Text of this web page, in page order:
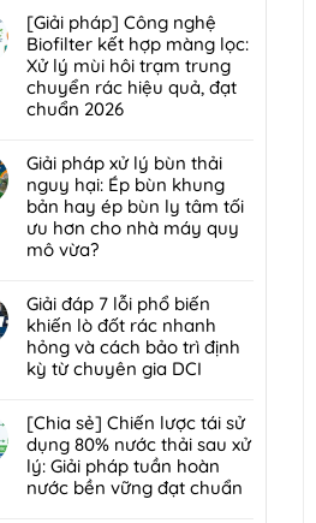
[Giải pháp] Công nghệ
Biofilter kết hợp màng lọc:
Xử lý mùi hôi trạm trung
chuyển rác hiệu quả, đạt
chuẩn 2026
có
bình
luận
ở
[Giải
pháp]
nghệ
Biofilter
kết
hợp
lọc:
Xử
lý
mùi
Giải pháp xử lý bùn thải
nguy hại: Ép bùn khung
bản hay ép bùn ly tâm tối
ưu hơn cho nhà máy quy
mô vừa?
có
bình
luận
ở
Giải
xử
lý
bùn
thải
Giải đáp 7 lỗi phổ biến
khiến lò đốt rác nhanh
hỏng và cách bảo trì định
kỳ từ chuyên gia DCI
có
bình
luận
ở
Giải
[Chia sẻ] Chiến lược tái sử
dụng 80% nước thải sau xử
lý: Giải pháp tuần hoàn
nước bền vững đạt chuẩn